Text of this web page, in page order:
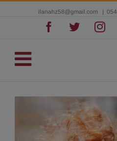
Pinterest
Instagram
Twitter